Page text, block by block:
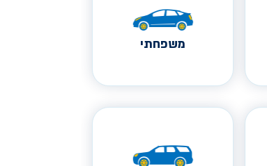
משפחתי